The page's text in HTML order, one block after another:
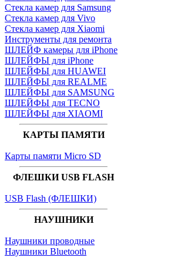
Стекла камер для Samsung
Стекла камер для Vivo
Стекла камер для Xiaomi
Инструменты для ремонта
ШЛЕЙФ камеры для iPhone
ШЛЕЙФЫ для iPhone
ШЛЕЙФЫ для HUAWEI
ШЛЕЙФЫ для REALME
ШЛЕЙФЫ для SAMSUNG
ШЛЕЙФЫ для TECNO
ШЛЕЙФЫ для XIAOMI
КАРТЫ ПАМЯТИ
Карты памяти Micro SD
ФЛЕШКИ USB FLASH
USB Flash (ФЛЕШКИ)
НАУШНИКИ
Наушники проводные
Наушники Bluetooth